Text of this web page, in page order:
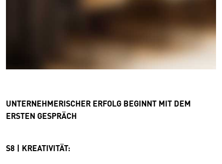
UNTERNEHMERISCHER ERFOLG BEGINNT MIT DEM
ERSTEN GESPRÄCH
S8 | KREATIVITÄT: